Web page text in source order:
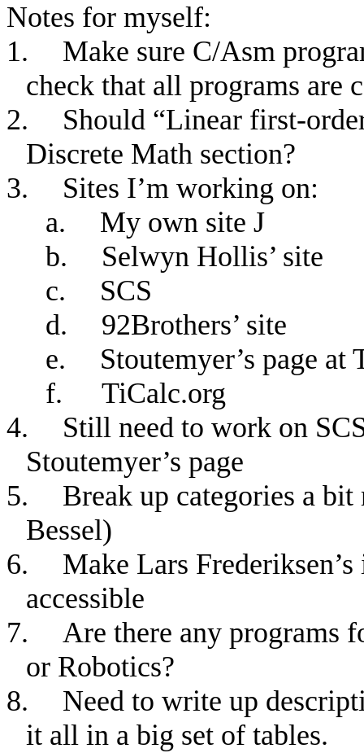
Notes for myself:
1.
Make sure C/Asm
check that all programs are
2.
Should “Linear first-
Discrete Math section?
3.
Sites I’m working on:
a.
My own site J
b.
Selwyn Hollis’ site
c.
SCS
d.
92Brothers’ site
e.
Stoutemyer’s page at
f.
TiCalc.org
4.
Still need to work on
Stoutemyer’s page
5.
Break up categories a
Bessel)
6.
Make Lars
accessible
7.
Are there any programs
or Robotics?
8.
Need to write up
it all in a big set of tables.